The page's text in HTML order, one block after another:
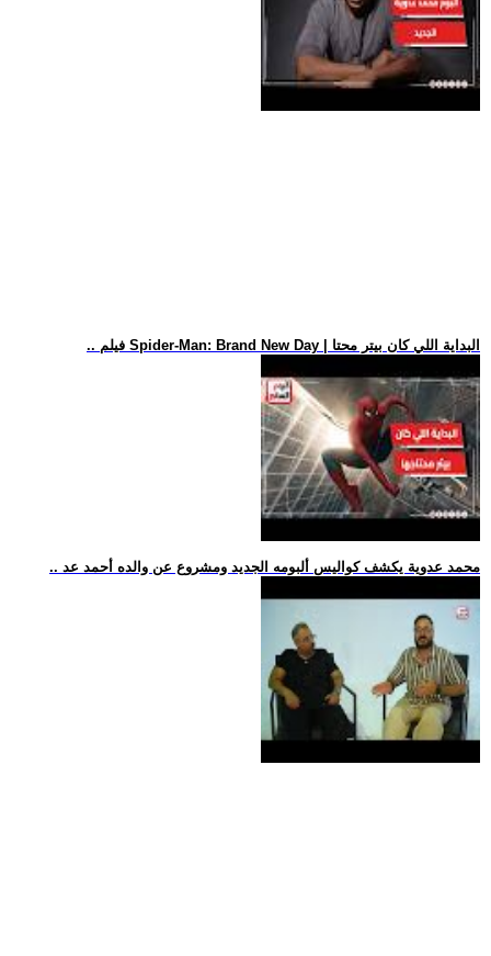
.. فيلم Spider-Man: Brand New Day | البداية اللي كان بيتر محتا
.. محمد عدوية يكشف كواليس ألبومه الجديد ومشروع عن والده أحمد عد